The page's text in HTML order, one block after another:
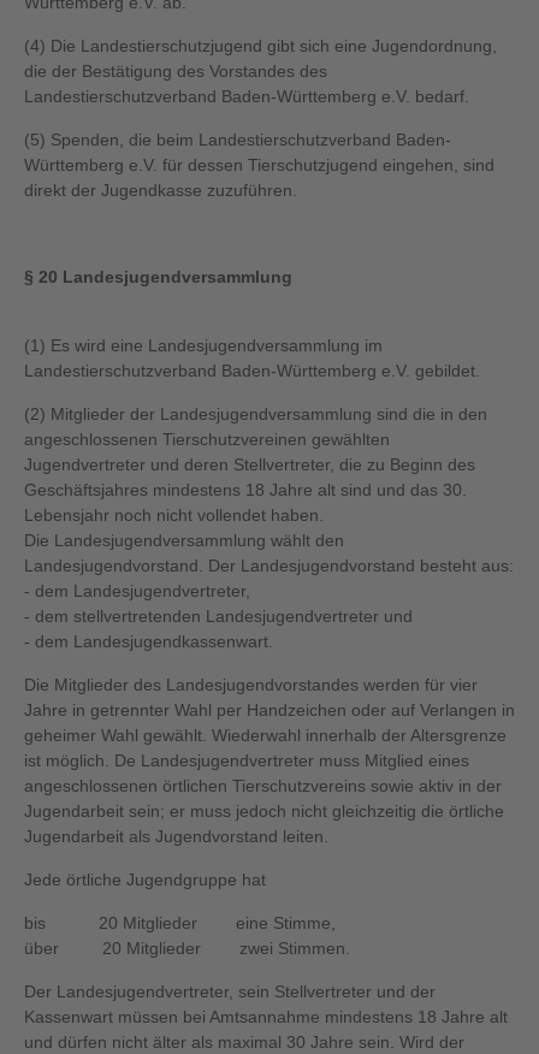
(4) Die Landestierschutzjugend gibt sich eine Jugendordnung,
die der Bestätigung des Vorstandes des
Landestierschutzverband Baden-Württemberg e.V. bedarf.
(5) Spenden, die beim Landestierschutzverband Baden-
Württemberg e.V. für dessen Tierschutzjugend eingehen, sind
direkt der Jugendkasse zuzuführen.
§ 20 Landesjugendversammlung
(1) Es wird eine Landesjugendversammlung im
Landestierschutzverband Baden-Württemberg e.V. gebildet.
(2) Mitglieder der Landesjugendversammlung sind die in den
angeschlossenen Tierschutzvereinen gewählten
Jugendvertreter und deren Stellvertreter, die zu Beginn des
Geschäftsjahres mindestens 18 Jahre alt sind und das 30.
Lebensjahr noch nicht vollendet haben.
Die Landesjugendversammlung wählt den
Landesjugendvorstand. Der Landesjugendvorstand besteht aus:
- dem Landesjugendvertreter,
- dem stellvertretenden Landesjugendvertreter und
- dem Landesjugendkassenwart.
Die Mitglieder des Landesjugendvorstandes werden für vier
Jahre in getrennter Wahl per Handzeichen oder auf Verlangen in
geheimer Wahl gewählt. Wiederwahl innerhalb der Altersgrenze
ist möglich. De Landesjugendvertreter muss Mitglied eines
angeschlossenen örtlichen Tierschutzvereins sowie aktiv in der
Jugendarbeit sein; er muss jedoch nicht gleichzeitig die örtliche
Jugendarbeit als Jugendvorstand leiten.
Jede örtliche Jugendgruppe hat
bis 20 Mitglieder eine Stimme,
über 20 Mitglieder zwei Stimmen.
Der Landesjugendvertreter, sein Stellvertreter und der
Kassenwart müssen bei Amtsannahme mindestens 18 Jahre alt
und dürfen nicht älter als maximal 30 Jahre sein. Wird der